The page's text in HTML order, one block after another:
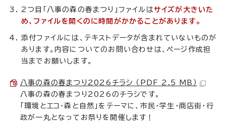
2つ目「八事の森の春まつり」ファイルはサイズが大きいた
め、ファイルを開くのに時間がかかることがあります。
添付ファイルには、テキストデータが含まれていないものが
あります。内容についてのお問い合わせは、ページ作成担
当までお願いします。
八事の森の春まつり2026チラシ （PDF 2.5 MB）
八事の森の春まつり2026のチラシです。
「環境とエコ・森と自然」をテーマに、市民・学生・商店街・行
政が一丸となってお祭りを開催します！